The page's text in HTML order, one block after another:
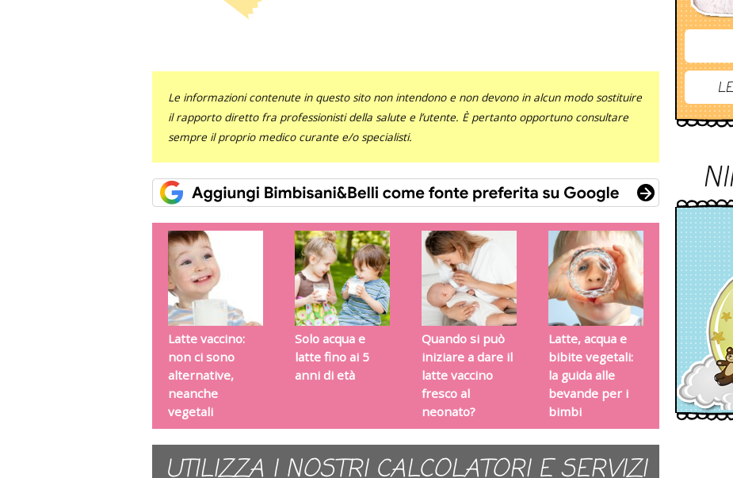
Le informazioni contenute in questo sito non intendono e non devono in alcun modo sostituire
il rapporto diretto fra professionisti della salute e l’utente. È pertanto opportuno consultare
sempre il proprio medico curante e/o specialisti.
Latte vaccino:
non ci sono
alternative,
neanche
vegetali
Solo acqua e
latte fino ai 5
anni di età
Quando si può
iniziare a dare il
latte vaccino
fresco al
neonato?
Latte, acqua e
bibite vegetali:
la guida alle
bevande per i
bimbi
UTILIZZA I NOSTRI CALCOLATORI E SERVIZI